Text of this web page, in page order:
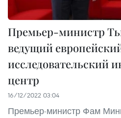
Премьер-министр
ведущий
исследовательский
центр
16/12/2022 03:04
Премьер-министр Фам